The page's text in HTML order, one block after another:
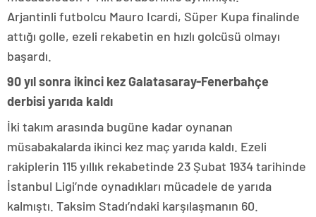
Arjantinli futbolcu Mauro Icardi, Süper Kupa finalinde
attığı golle, ezeli rekabetin en hızlı golcüsü olmayı
başardı.
90 yıl sonra ikinci kez Galatasaray-Fenerbahçe
derbisi yarıda kaldı
İki takım arasında bugüne kadar oynanan
müsabakalarda ikinci kez maç yarıda kaldı. Ezeli
rakiplerin 115 yıllık rekabetinde 23 Şubat 1934 tarihinde
İstanbul Ligi’nde oynadıkları mücadele de yarıda
kalmıştı. Taksim Stadı’ndaki karşılaşmanın 60.